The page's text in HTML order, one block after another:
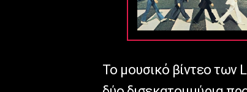
Το μουσικό βίντεο των